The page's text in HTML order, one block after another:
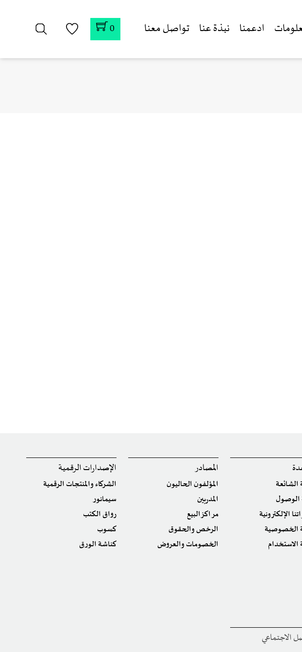
ادعمنا نبذة عنا تواصل معنا 0
الشائعة
الوصول
الإلكترونية
الخصوصية
المصادر
المؤلفون الحاليون
المدربين
مراكز البيع
الرخص والحقوق
الخصومات والعروض
الإصدارات الرقمية
الشركاء والمنتجات الرقمية
سيمانور
رواق الكتب
كسوب
كناشة الورق
الاجتماعي